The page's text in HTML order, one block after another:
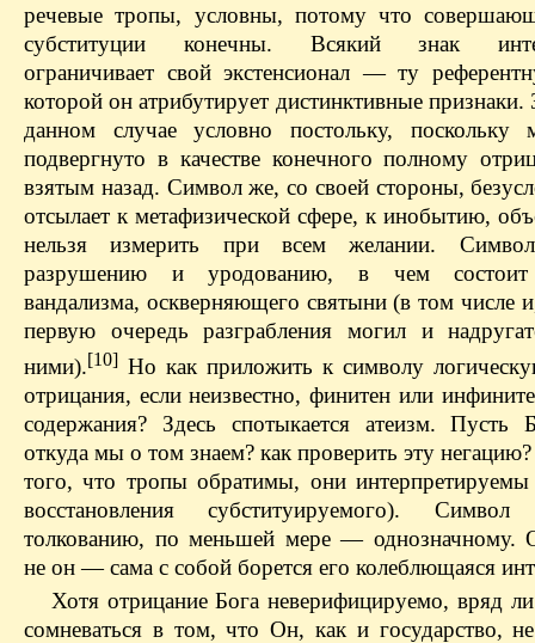
речевые тропы, условны, потому что
субституции конечны. Всякий знак
ограничивает свой экстенсионал — ту
которой он атрибутирует дистинктивные
данном случае условно постольку, поскольку
подвергнуто в качестве конечного полному
взятым назад. Символ же, со своей стороны,
отсылает к метафизической сфере, к инобытию,
нельзя измерить при всем желании. Символ
разрушению и уродованию, в чем состоит
вандализма, оскверняющего святыни (в том числе
первую очередь разграбления могил и
ними).[10] Но как приложить к символу
отрицания, если неизвестно, финитен или
содержания? Здесь спотыкается атеизм.
откуда мы о том знаем? как проверить эту
того, что тропы обратимы, они интерпретируемы
восстановления субституируемого). Символ
толкованию, по меньшей мере — однозначному.
не он — сама с собой борется его колеблющаяся
Хотя отрицание Бога неверифицируемо, вряд
сомневаться в том, что Он, как и государство,